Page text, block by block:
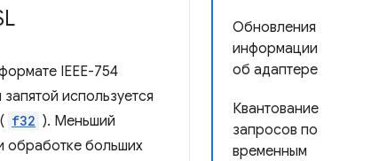
Обновления
информации
об адаптере
Квантование
запросов по
временным
IEEE-754
используется
f32 ). Меньший
обработке больших